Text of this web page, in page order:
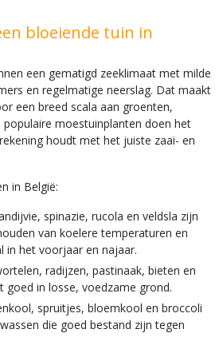
bloeiende tuin in
een gematigd zeeklimaat met milde
en regelmatige neerslag. Dat maakt
een breed scala aan groenten,
populaire moestuinplanten doen het
houdt met het juiste zaai- en
in België:
spinazie, rucola en veldsla zijn
van koelere temperaturen en
in het voorjaar en najaar.
radijzen, pastinaak, bieten en
goed in losse, voedzame grond.
spruitjes, bloemkool en broccoli
die goed bestand zijn tegen